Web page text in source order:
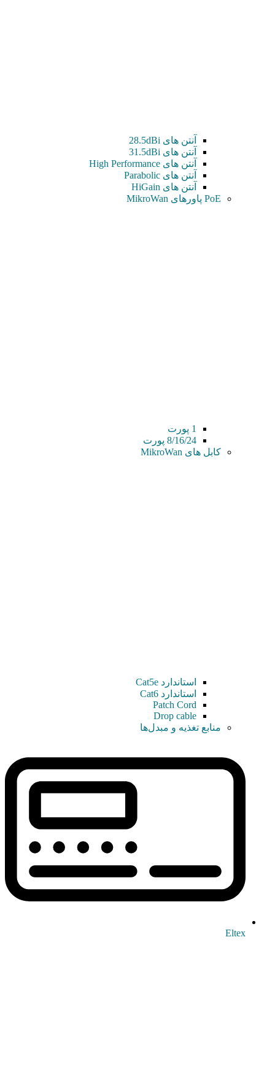
آنتن های 28.5dBi
آنتن های 31.5dBi
آنتن های High Performance
آنتن های Parabolic
آنتن های HiGain
PoE پاورهای MikroWan
1 پورت
8/16/24 پورت
کابل های MikroWan
استاندارد Cat5e
استاندارد Cat6
Patch Cord
Drop cable
منابع تغذیه و مبدل‌ها
Eltex